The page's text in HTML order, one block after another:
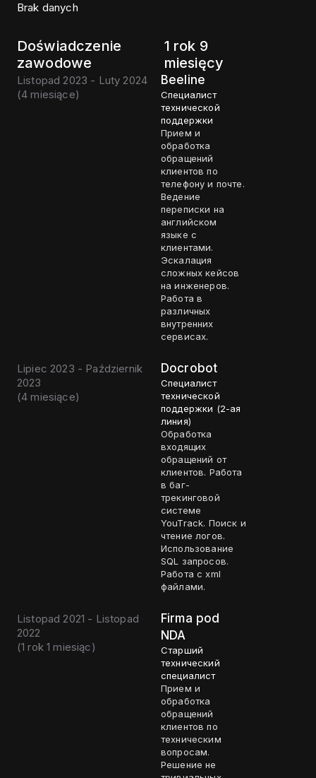
Brak danych
Doświadczenie
zawodowe
1 rok 9
miesięcy
Listopad 2023 - Luty 2024
(4 miesiące)
Beeline
Специалист
технической
поддержки
Прием и
обработка
обращений
клиентов по
телефону и почте.
Ведение
переписки на
английском
языке с
клиентами.
Эскалация
сложных кейсов
на инженеров.
Работа в
различных
внутренних
сервисах.
Lipiec 2023 - Październik
2023
(4 miesiące)
Docrobot
Специалист
технической
поддержки (2-ая
линия)
Обработка
входящих
обращений от
клиентов. Работа
в баг-
трекинговой
системе
YouTrack. Поиск и
чтение логов.
Использование
SQL запросов.
Работа с xml
файлами.
Listopad 2021 - Listopad
2022
(1 rok 1 miesiąc)
Firma pod
NDA
Старший
технический
специалист
Прием и
обработка
обращений
клиентов по
техническим
вопросам.
Решение не